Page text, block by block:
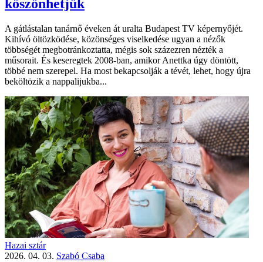
köszönhetjük
A gátlástalan tanárnő éveken át uralta Budapest TV képernyőjét.
Kihívó öltözködése, közönséges viselkedése ugyan a nézők
többségét megbotránkoztatta, mégis sok százezren nézték a
műsorait. És keseregtek 2008-ban, amikor Anettka úgy döntött,
többé nem szerepel. Ha most bekapcsolják a tévét, lehet, hogy újra
beköltözik a nappalijukba...
Hazai sztár
2026. 04. 03. Szabó Csaba